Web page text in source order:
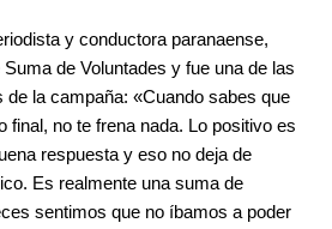
y conductora paranaense,
de Voluntades y fue una de las
la campaña: «Cuando sabes que
final, no te frena nada. Lo positivo es
respuesta y eso no deja de
Es realmente una suma de
sentimos que no íbamos a poder